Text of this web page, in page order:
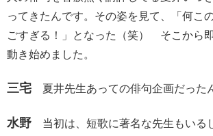
ってきたんです。その姿を見て、「何こ
ごすぎる！」となった（笑） そこから
動き始めました。
三宅 夏井先生あっての俳句企画だった
水野 当初は、短歌に著名な先生もいる